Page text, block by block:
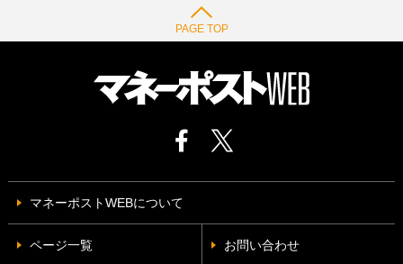
PAGE TOP
マネーポストWEBについて
ページ一覧 お問い合わせ